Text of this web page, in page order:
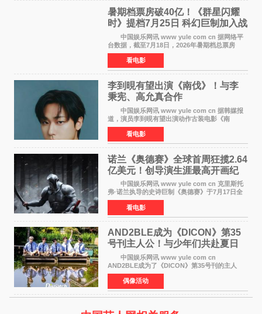
暑期档票房破40亿！《群星闪耀
时》提档7月25日 科幻巨制加入战
中国娱乐网讯 www yule com cn 据网络平
台数据，截至7月18日，2026年暑期档总票房
（含预售）已正式突破40亿元大关，年度总票房
也随之逼近197亿元。超百部中外佳片同台竞技，
点燃了盛夏的电
看电影
李到晛有望出演《南伐》！与李
秉宪、高允真合作
中国娱乐网讯 www yule com cn 据韩媒报
道，演员李到晛有望出演动作古装电影《南
伐》，与李秉宪、高允真合作，引发关注。
该片为动作古装片，讲述朝鲜初期，为了解救被
倭寇绑走的俘虏，9
看电影
诺兰《奥德赛》全球首周狂揽2.64
亿美元！创导演生涯最高开画纪
中国娱乐网讯 www yule com cn 克里斯托
弗·诺兰执导的史诗巨制《奥德赛》于7月17日全
球上映，首周末票房表现远超预期——北美首周
三天粗报1 245亿美元（开画3919馆），全球首周
2 641亿美元
看电影
AND2BLE成为《DICON》第35
号刊主人公！与少年们共赴夏日
之约
中国娱乐网讯 www yule com cn
AND2BLE成为了《DICON》第35号刊的主人
公，本期标题为And The Summer。作为出道后
首次担任杂志画报主角的完整体，AND2BLE用清
澈的少年感与全新的夏天相遇了
偶像活动